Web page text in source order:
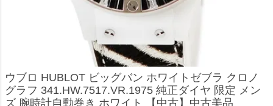
ウブロ HUBLOT ビッグバン ホワイトゼブラ クロノ
グラフ 341.HW.7517.VR.1975 純正ダイヤ 限定 メン
ズ 腕時計自動巻き ホワイト 【中古】中古美品